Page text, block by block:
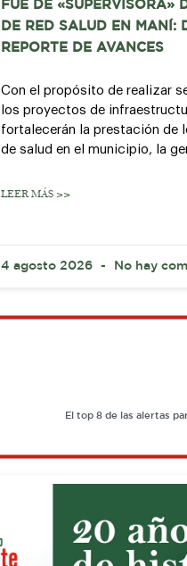
FUE DE «SUPERVISORA»
DE RED SALUD EN MANÍ:
REPORTE DE AVANCES
Con el propósito de realizar
los proyectos de
fortalecerán la prestación de
de salud en el municipio, la
LEER MÁS >>
4 agosto 2026 No hay
El top 8 de las alertas